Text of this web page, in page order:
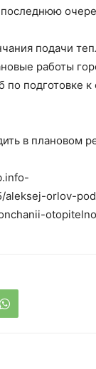
подачи
работы
по подготовке
в плановом
aleksej-orlov-